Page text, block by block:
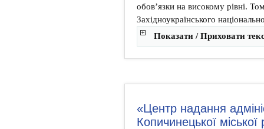
обов’язки на високому рівні.
Західноукраїнського
Показати / Приховати
«Центр надання
Копичинецької міської